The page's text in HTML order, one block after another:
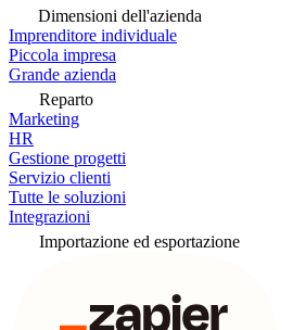
Dimensioni dell'azienda
Imprenditore individuale
Piccola impresa
Grande azienda
Reparto
Marketing
HR
Gestione progetti
Servizio clienti
Tutte le soluzioni
Integrazioni
Importazione ed esportazione